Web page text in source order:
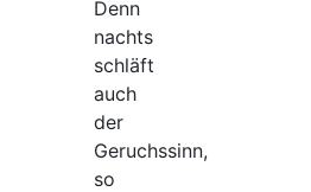
Denn
nachts
schläft
auch
der
Geruchssinn,
so